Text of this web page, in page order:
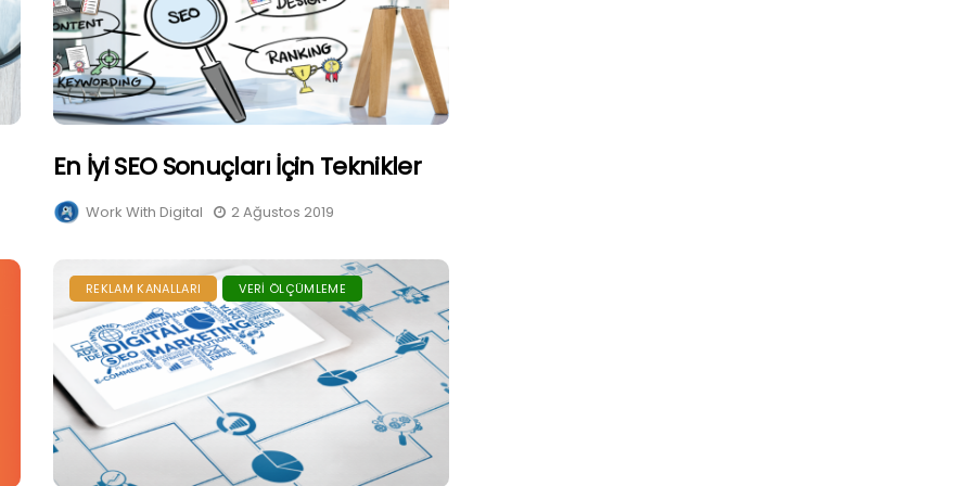
En İyi SEO Sonuçları İçin Teknikler
Work With Digital 2 Ağustos 2019
REKLAM KANALLARI VERI ÖLÇÜMLEME